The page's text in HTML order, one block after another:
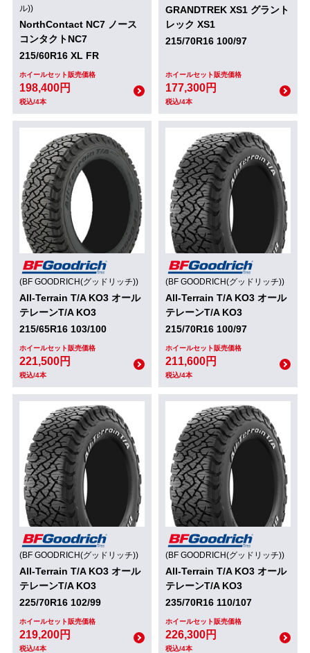
ル))
NorthContact NC7 ノース
コンタクトNC7
215/60R16 XL FR
ホイールセット販売価格
198,400円
税込/4本
GRANDTREK XS1 グラント
レック XS1
215/70R16 100/97
ホイールセット販売価格
177,300円
税込/4本
(BF GOODRICH(グッドリッチ))
All-Terrain T/A KO3 オール
テレーンT/A KO3
215/65R16 103/100
ホイールセット販売価格
221,500円
税込/4本
(BF GOODRICH(グッドリッチ))
All-Terrain T/A KO3 オール
テレーンT/A KO3
215/70R16 100/97
ホイールセット販売価格
211,600円
税込/4本
(BF GOODRICH(グッドリッチ))
All-Terrain T/A KO3 オール
テレーンT/A KO3
225/70R16 102/99
ホイールセット販売価格
219,200円
税込/4本
(BF GOODRICH(グッドリッチ))
All-Terrain T/A KO3 オール
テレーンT/A KO3
235/70R16 110/107
ホイールセット販売価格
226,300円
税込/4本